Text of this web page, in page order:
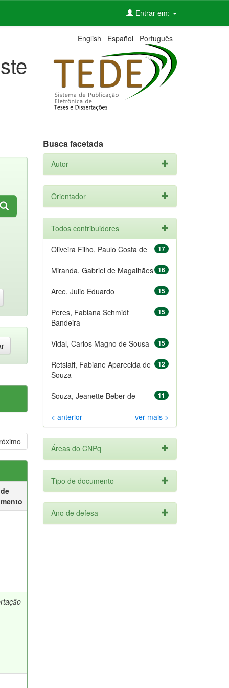
Entrar em:
English Español Português
Busca facetada
Autor
Orientador
Todos contribuidores
17
Oliveira Filho, Paulo Costa de
16
Miranda, Gabriel de Magalhães
15
Arce, Julio Eduardo
15
Peres, Fabiana Schmidt
Bandeira
15
Vidal, Carlos Magno de Sousa
12
Retslaff, Fabiane Aparecida de
Souza
11
Souza, Jeanette Beber de
< anterior ver mais >
Áreas do CNPq
Tipo de documento
Ano de defesa